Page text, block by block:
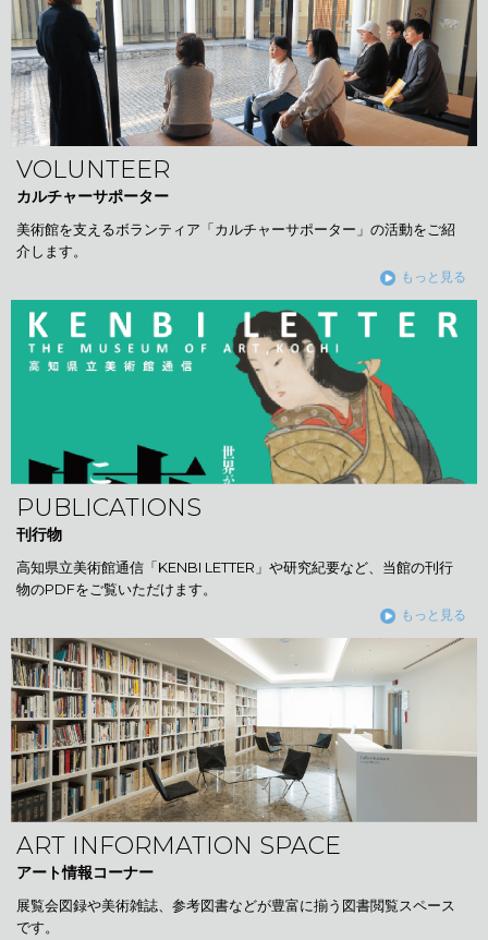
VOLUNTEER
カルチャーサポーター
美術館を支えるボランティア「カルチャーサポーター」の活動をご紹
介します。
もっと見る
PUBLICATIONS
刊行物
高知県立美術館通信「KENBI LETTER」や研究紀要など、当館の刊行
物のPDFをご覧いただけます。
もっと見る
ART INFORMATION SPACE
アート情報コーナー
展覧会図録や美術雑誌、参考図書などが豊富に揃う図書閲覧スペース
です。